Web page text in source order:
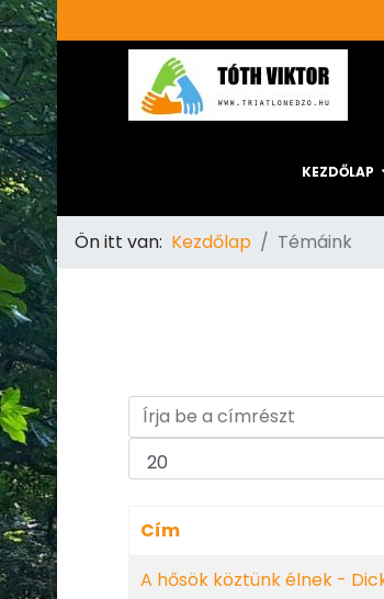
KEZDŐLAP
Ön itt van: Kezdőlap Témáink
Írja be a címrészt
Tételek #
Cím
A hősök köztünk élnek -